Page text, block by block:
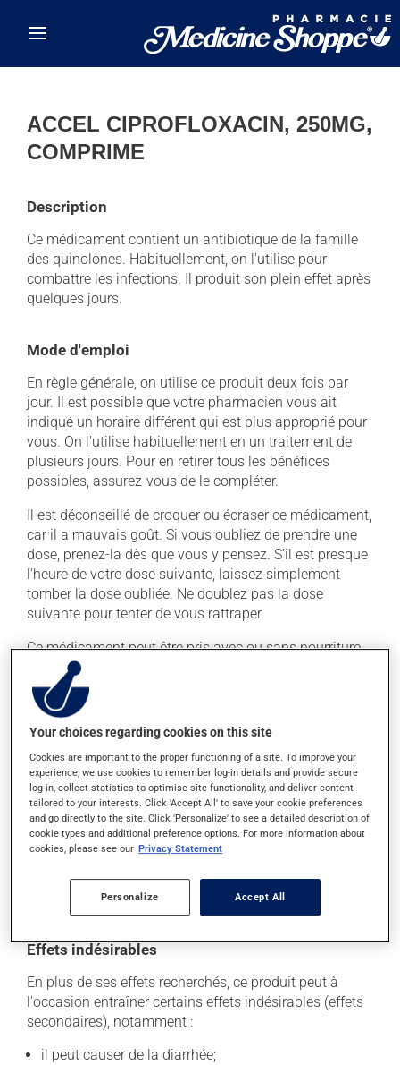
ACCEL CIPROFLOXACIN, 250MG,
COMPRIME
Description
Ce médicament contient un antibiotique de la famille
des quinolones. Habituellement, on l'utilise pour
combattre les infections. Il produit son plein effet après
quelques jours.
Mode d'emploi
En règle générale, on utilise ce produit deux fois par
jour. Il est possible que votre pharmacien vous ait
indiqué un horaire différent qui est plus approprié pour
vous. On l'utilise habituellement en un traitement de
plusieurs jours. Pour en retirer tous les bénéfices
possibles, assurez-vous de le compléter.
Il est déconseillé de croquer ou écraser ce médicament,
car il a mauvais goût. Si vous oubliez de prendre une
dose, prenez-la dès que vous y pensez. S'il est presque
l'heure de votre dose suivante, laissez simplement
tomber la dose oubliée. Ne doublez pas la dose
suivante pour tenter de vous rattraper.
Ce médicament peut être pris avec ou sans nourriture,
sans égard aux repas ou aux collations. Il faut
toutefois éviter de prendre ce médicament avec une
collation ou un repas principalement constitué de
produits laitiers. De plus, ne prenez pas d'antiacide et
de ce médicament et les 2 heures qui la suivent. Évitez
aussi les suppléments de minéraux (calcium, fer,
magnésium ou zinc).
Pour maximiser son efficacité, il est préférable d'éviter
de prendre du jus d'orange durant les 4 heures
précédant la prise de ce médicament et les 4 heures
qui la suivent.
Effets indésirables
En plus de ses effets recherchés, ce produit peut à
l'occasion entraîner certains effets indésirables (effets
secondaires), notamment :
il peut causer de la diarrhée;
Your choices regarding cookies on this site
Cookies are important to the proper functioning of a site. To improve your
experience, we use cookies to remember log-in details and provide secure
log-in, collect statistics to optimise site functionality, and deliver content
tailored to your interests. Click 'Accept All' to save your cookie preferences
and go directly to the site. Click 'Personalize' to see a detailed description of
cookie types and additional preference options. For more information about
cookies, please see our Privacy Statement
Personalize Accept All